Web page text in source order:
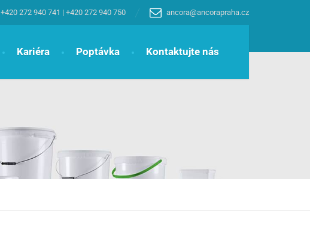
+420 272 940 741 | +420 272 940 750 ancora@ancorapraha.cz
Kariéra Poptávka Kontaktujte nás